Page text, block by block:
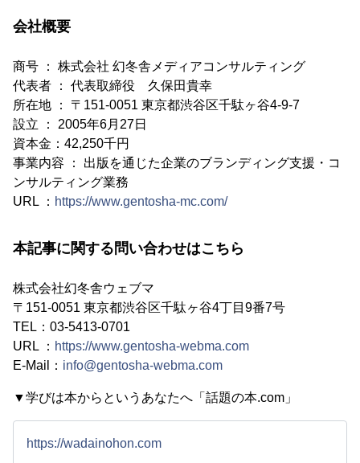
会社概要
商号 ： 株式会社 幻冬舎メディアコンサルティング
代表者 ： 代表取締役 久保田貴幸
所在地 ： 〒151-0051 東京都渋谷区千駄ヶ谷4-9-7
設立 ： 2005年6月27日
資本金：42,250千円
事業内容 ： 出版を通じた企業のブランディング支援・コ
ンサルティング業務
URL ： https://www.gentosha-mc.com/
本記事に関する問い合わせはこちら
株式会社幻冬舎ウェブマ
〒151-0051 東京都渋谷区千駄ヶ谷4丁目9番7号
TEL：03-5413-0701
URL ： https://www.gentosha-webma.com
E-Mail： info@gentosha-webma.com
▼学びは本からというあなたへ「話題の本.com」
https://wadainohon.com